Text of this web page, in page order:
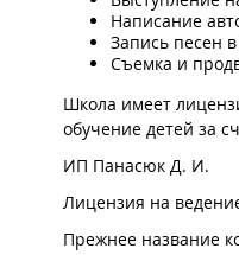
Написание
Запись песен
Съемка и
Школа имеет
обучение детей за
ИП Панасюк Д. И.
Лицензия на
Прежнее название